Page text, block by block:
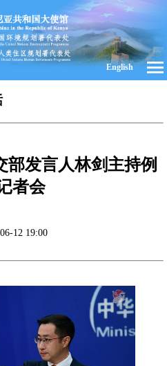
English
部发言人林剑主持例
者会
12 19:00